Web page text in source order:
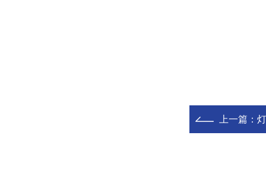
上一篇： 灯